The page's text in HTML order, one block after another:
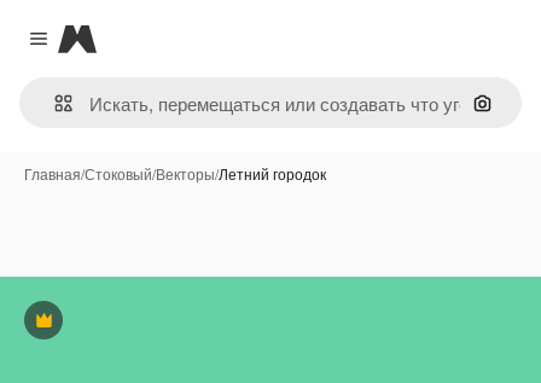
Close menu
Magnific
Поиск
Главная/Стоковый/Векторы/Летний городок
Премиум